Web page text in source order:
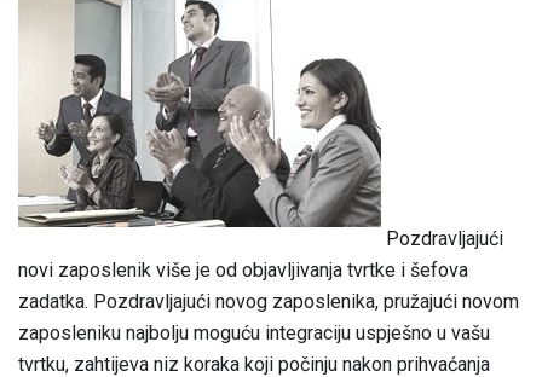
Pozdravljajući
novi zaposlenik više je od objavljivanja tvrtke i šefova
zadatka. Pozdravljajući novog zaposlenika, pružajući novom
zaposleniku najbolju moguću integraciju uspješno u vašu
tvrtku, zahtijeva niz koraka koji počinju nakon prihvaćanja